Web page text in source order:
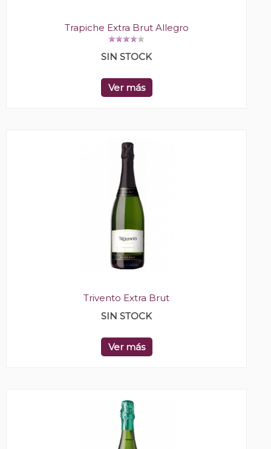
Trapiche Extra Brut Allegro
SIN STOCK
Ver más
Trivento Extra Brut
SIN STOCK
Ver más